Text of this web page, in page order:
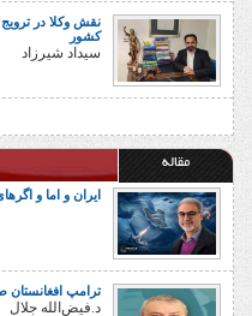
نقش وکلا در
کشور
سیداد شیرزاد
مقاله
ایران و اما و
ترامپ افغانستان
د.فیض‌الله جلال